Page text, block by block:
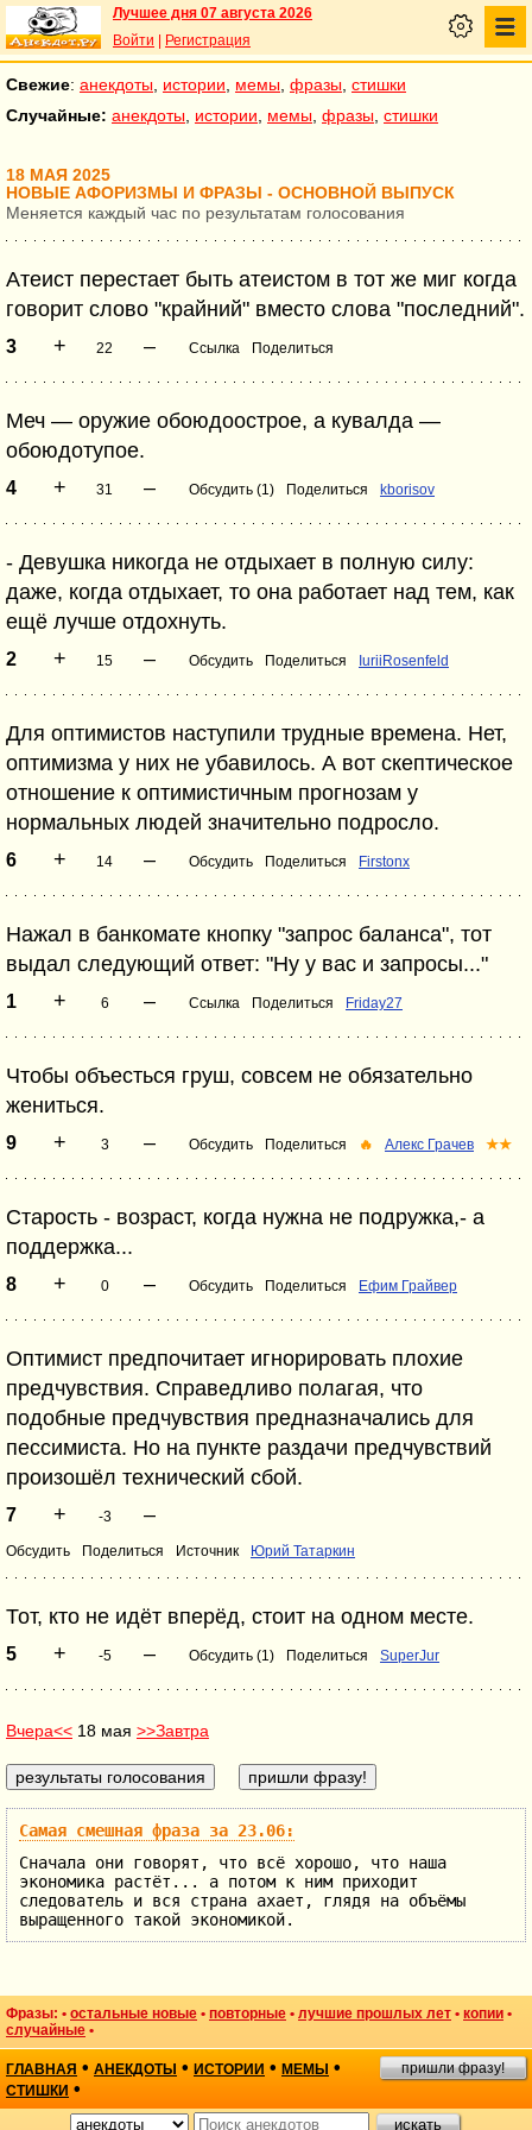
Лучшее дня 07 августа 2026
Войти
Регистрация
Свежие: анекдоты истории мемы фразы стишки
Случайные: анекдоты истории мемы фразы стишки
18 МАЯ 2025
НОВЫЕ АФОРИЗМЫ И ФРАЗЫ - ОСНОВНОЙ ВЫПУСК
Меняется каждый час по результатам голосования
Атеист перестает быть атеистом в тот же миг когда
говорит слово "крайний" вместо слова "последний".
3 + 22 – Ссылка Поделиться
Меч — оружие обоюдоострое, а кувалда —
обоюдотупое.
4 + 31 – Обсудить (1) Поделиться kborisov
- Девушка никогда не отдыхает в полную силу:
даже, когда отдыхает, то она работает над тем, как
ещё лучше отдохнуть.
2 + 15 – Обсудить Поделиться IuriiRosenfeld
Для оптимистов наступили трудные времена. Нет,
оптимизма у них не убавилось. А вот скептическое
отношение к оптимистичным прогнозам у
нормальных людей значительно подросло.
6 + 14 – Обсудить Поделиться Firstonx
Нажал в банкомате кнопку "запрос баланса", тот
выдал следующий ответ: "Ну у вас и запросы..."
1 + 6 – Ссылка Поделиться Friday27
Чтобы объесться груш, совсем не обязательно
жениться.
9 + 3 – Обсудить Поделиться 🔥 Алекс Грачев ★★
Старость - возраст, когда нужна не подружка,- а
поддержка...
8 + 0 – Обсудить Поделиться Ефим Грайвер
Оптимист предпочитает игнорировать плохие
предчувствия. Справедливо полагая, что
подобные предчувствия предназначались для
пессимиста. Но на пункте раздачи предчувствий
произошёл технический сбой.
7 + -3 –
Обсудить Поделиться Источник Юрий Татаркин
Тот, кто не идёт вперёд, стоит на одном месте.
5 + -5 – Обсудить (1) Поделиться SuperJur
Вчера<< 18 мая >>Завтра
Самая смешная фраза за 23.06:
Сначала они говорят, что всё хорошо, что наша
экономика растёт... а потом к ним приходит
следователь и вся страна ахает, глядя на объёмы
выращенного такой экономикой.
Фразы: • остальные новые • повторные • лучшие прошлых лет • копии •
случайные •
ГЛАВНАЯ • АНЕКДОТЫ • ИСТОРИИ • МЕМЫ •
СТИШКИ •
пришли фразу!